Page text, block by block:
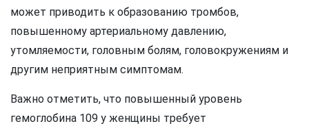
может приводить к образованию тромбов,
повышенному артериальному давлению,
утомляемости, головным болям, головокружениям и
другим неприятным симптомам.
Важно отметить, что повышенный уровень
гемоглобина 109 у женщины требует